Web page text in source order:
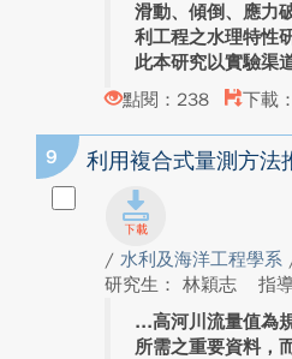
滑動、傾倒、應力
利工程之水理特性
此本研究以實驗渠
點閱：238
下載
9 利用複合式量測方法
/ 水利及海洋工程學系
研究生： 林穎志
指
高河川流量值為
所需之重要資料，